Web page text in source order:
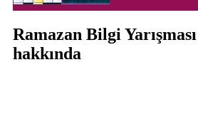
Ramazan Bilgi
hakkında